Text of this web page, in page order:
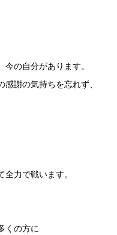
の自分があります。
謝の気持ちを忘れず、
力で戦います。
くの方に